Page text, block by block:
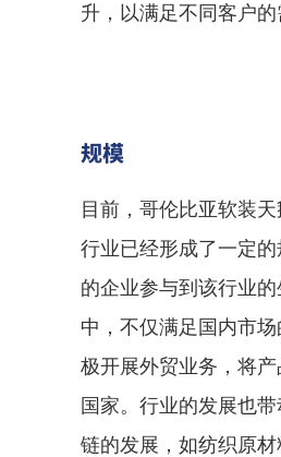
升，以满足不同客户的
规模
目前，哥伦比亚软装
行业已经形成了一定
的企业参与到该行业
中，不仅满足国内市
极开展外贸业务，将
国家。行业的发展也
链的发展，如纺织原